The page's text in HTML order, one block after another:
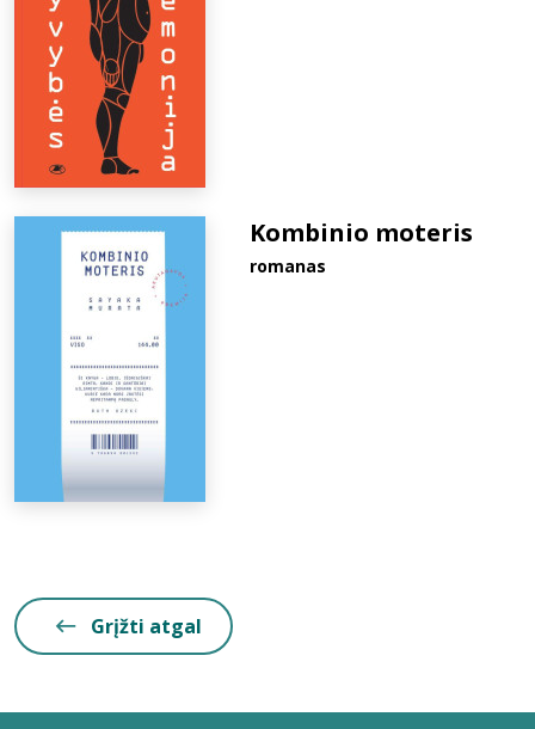
Kombinio moteris
romanas
Grįžti atgal